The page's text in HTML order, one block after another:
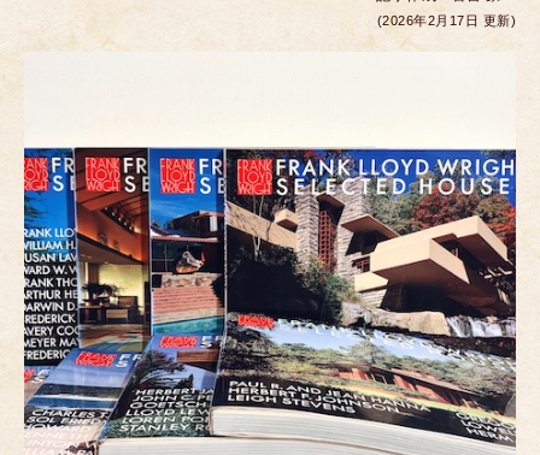
c
o
k
er
ss
e
er
e
e
(2026年2月17日 更新)